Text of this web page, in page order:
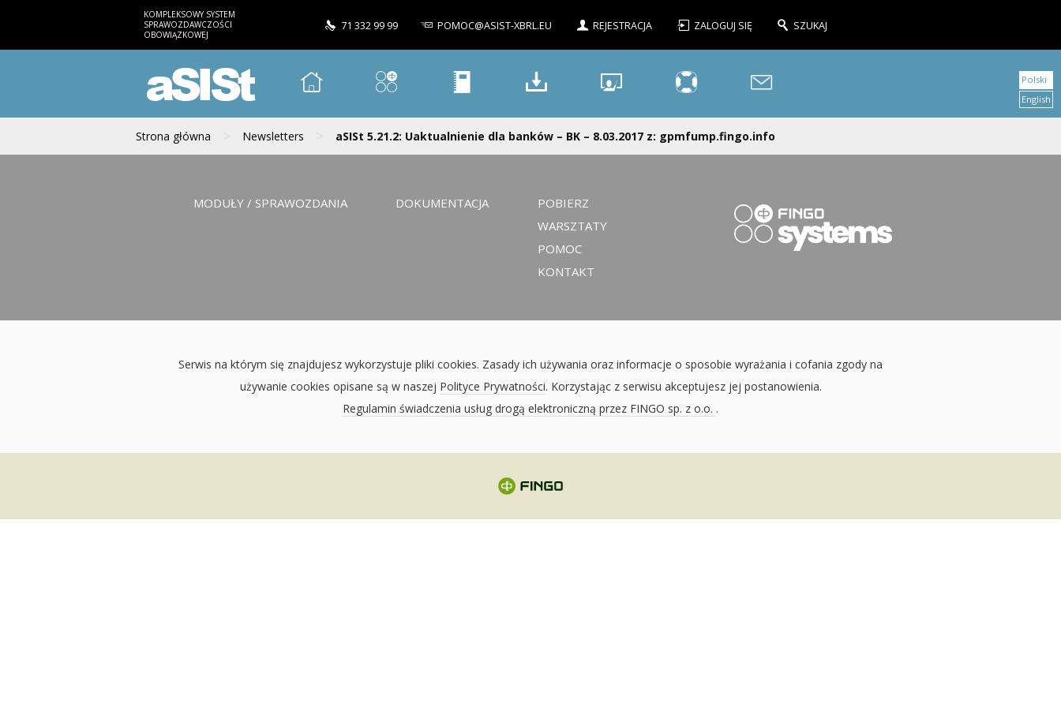
KOMPLEKSOWY SYSTEM
SPRAWOZDAWCZOŚCI
OBOWIĄZKOWEJ
71 332 99 99 POMOC@ASIST-XBRL.EU REJESTRACJA ZALOGUJ SIĘ SZUKAJ
aSISt
Strona główna > Newsletters > aSISt 5.21.2: Uaktualnienie dla banków – BK – 8.03.2017 z: gpmfump.fingo.info
Polski
English
MODUŁY / SPRAWOZDANIA DOKUMENTACJA
POBIERZ
WARSZTATY
POMOC
KONTAKT
Serwis na którym się znajdujesz wykorzystuje pliki cookies. Zasady ich używania oraz informacje o sposobie wyrażania i cofania zgody na
używanie cookies opisane są w naszej Polityce Prywatności. Korzystając z serwisu akceptujesz jej postanowienia.
Regulamin świadczenia usług drogą elektroniczną przez FINGO sp. z o.o. .